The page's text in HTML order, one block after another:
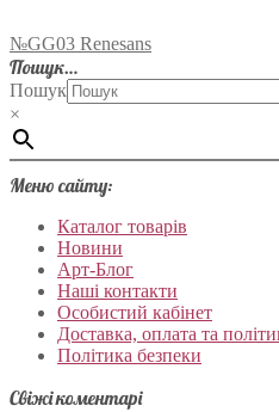
№GG03 Renesans
Пошук…
Пошук
×
Меню сайту:
Каталог товарів
Новини
Арт-Блог
Наші контакти
Особистий кабінет
Доставка, оплата та
Політика безпеки
Свіжі коментарі